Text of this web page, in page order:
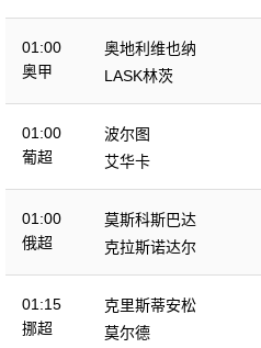
01:00
奥甲
奥地利维也纳
LASK林茨
01:00
葡超
波尔图
艾华卡
01:00
俄超
莫斯科斯巴达
克拉斯诺达尔
01:15
挪超
克里斯蒂安松
莫尔德